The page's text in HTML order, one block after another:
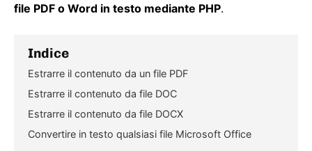
file PDF o Word in testo mediante PHP.
Indice
Estrarre il contenuto da un file PDF
Estrarre il contenuto da file DOC
Estrarre il contenuto da file DOCX
Convertire in testo qualsiasi file Microsoft Office